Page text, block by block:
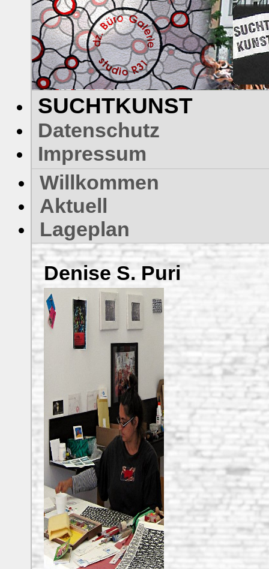
SUCHTKUNST
Datenschutz
Impressum
Willkommen
Aktuell
Lageplan
Denise S. Puri